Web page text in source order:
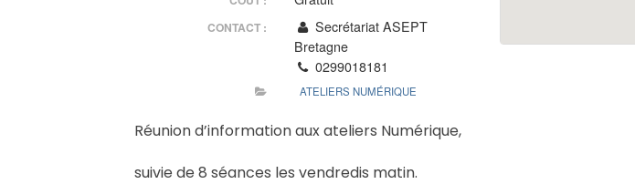
CONTACT :
Secrétariat ASEPT
Bretagne
0299018181
ATELIERS NUMÉRIQUE
Réunion d’information aux ateliers Numérique,
suivie de 8 séances les vendredis matin.